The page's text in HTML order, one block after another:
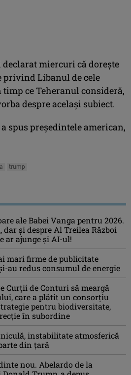
miercuri că doreşte
privind Libanul de cele
ce Teheranul consideră,
despre acelaşi subiect.
a spus preşedintele american,
trump
ale Babei Vanga pentru 2026.
și despre Al Treilea Război
ar ajunge și AI-ul!
mari firme de publicitate
au redus consumul de energie
Curții de Conturi să meargă
care a plătit un consorţiu
pentru biodiversitate,
în subordine
instabilitate atmosferică
din țară
nou. Abelardo de la